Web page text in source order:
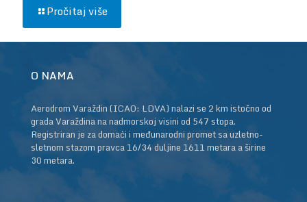
Pročitaj više
O NAMA
Aerodrom Varaždin (ICAO: LDVA) nalazi se 2 km istočno od
grada Varaždina na nadmorskoj visini od 547 stopa.
Registriran je za domaći i međunarodni promet sa uzletno-
sletnom stazom pravca 16/34 duljine 1611 metara a širine
30 metara.